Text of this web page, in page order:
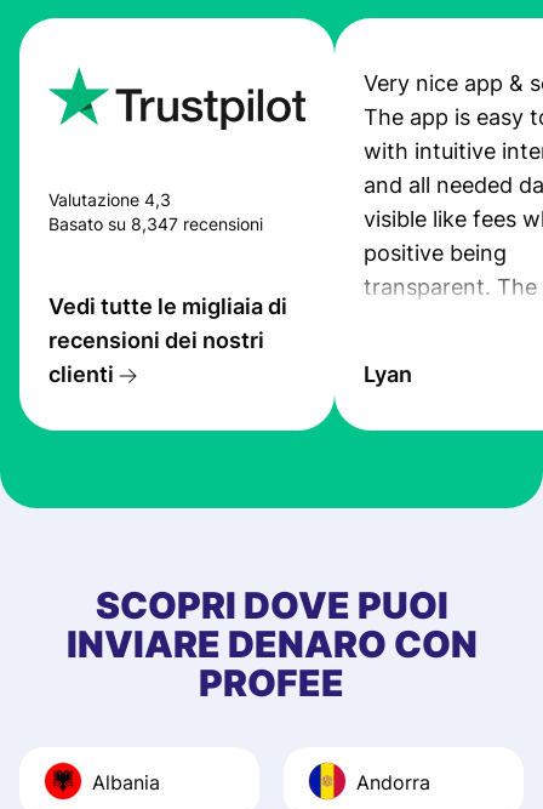
Valutazione 4,3
Basato su 8,347 recensioni
Vedi tutte le migliaia di
recensioni dei nostri
clienti
Very nice app &
The app is easy
with intuitive
and all needed
visible like fees
positive being
transparent. The
the exchange
at Profee is very
first started
app, and they
quick to provide
Recommend it!
Lyan
SCOPRI DOVE PUOI
INVIARE DENARO CON
PROFEE
Albania Andorra